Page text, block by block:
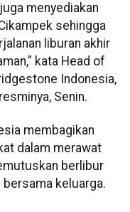
menyediakan
sehingga
liburan akhir
kata Head of
Indonesia,
Senin.
membagikan
dalam merawat
berlibur
keluarga.